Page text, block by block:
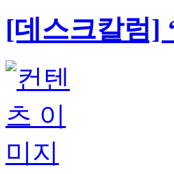
[데스크칼럼]